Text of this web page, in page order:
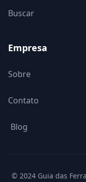
Buscar
Empresa
Sobre
Contato
Blog
© 2024 Guia das